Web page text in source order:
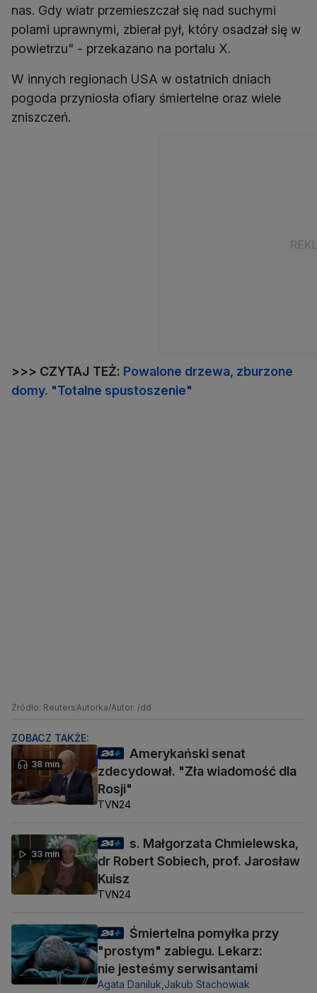
nas. Gdy wiatr przemieszczał się nad suchymi
polami uprawnymi, zbierał pył, który osadzał się w
powietrzu" - przekazano na portalu X.
W innych regionach USA w ostatnich dniach
pogoda przyniosła ofiary śmiertelne oraz wiele
zniszczeń.
>>> CZYTAJ TEŻ: Powalone drzewa, zburzone
domy. "Totalne spustoszenie"
Źródło: ReutersAutorka/Autor: /dd
ZOBACZ TAKŻE:
38 min
Amerykański senat
zdecydował. "Zła wiadomość dla
Rosji"
TVN24
33 min
s. Małgorzata Chmielewska,
dr Robert Sobiech, prof. Jarosław
Kuisz
TVN24
Śmiertelna pomyłka przy
"prostym" zabiegu. Lekarz:
nie jesteśmy serwisantami
Agata Daniluk, Jakub Stachowiak